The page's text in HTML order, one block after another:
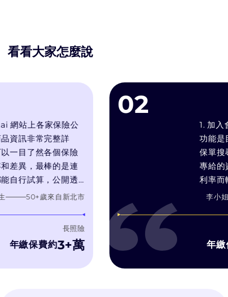
看看大家怎麼說
各家保險公
非常完整詳
了然各個保險
，最棒的是連
試算，公開透
對我的需求推
50+歲來自新北市
保費約3+萬
02
1. 加入會員
功能是目前
保單搜尋引
專給的資料,
利率而輕輕
靠推銷技術
濾推銷理專
字比較, 有
年繳保費